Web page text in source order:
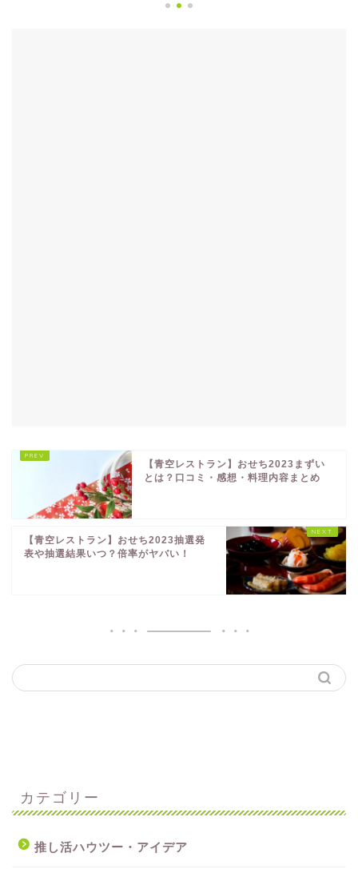
【青空レストラン】おせち2023まずい
とは？口コミ・感想・料理内容まとめ
【青空レストラン】おせち2023抽選発
表や抽選結果いつ？倍率がヤバい！
カテゴリー
推し活ハウツー・アイデア